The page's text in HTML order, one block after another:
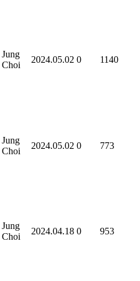
Jung
Choi
2024.05.02 0 1140
Jung
Choi
2024.05.02 0 773
Jung
Choi
2024.04.18 0 953